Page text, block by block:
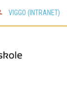
VIGGO (INTRANET)